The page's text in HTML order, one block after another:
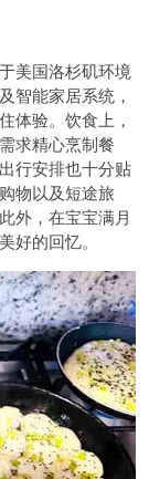
美国洛杉矶环境
智能家居系统，
体验。饮食上，
求精心烹制餐
行安排也十分贴
物以及短途旅
外，在宝宝满月
好的回忆。